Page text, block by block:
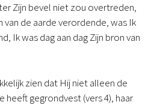
Zijn bevel niet zou overtreden,
de aarde verordende, was Ik
Ik was dag aan dag Zijn bron van
zien dat Hij niet alleen de
heeft gegrondvest (vers 4), haar